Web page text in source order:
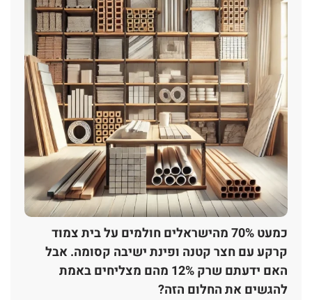
כמעט 70% מהישראלים חולמים על בית צמוד
קרקע עם חצר קטנה ופינת ישיבה קסומה. אבל
האם ידעתם שרק 12% מהם מצליחים באמת
להגשים את החלום הזה?